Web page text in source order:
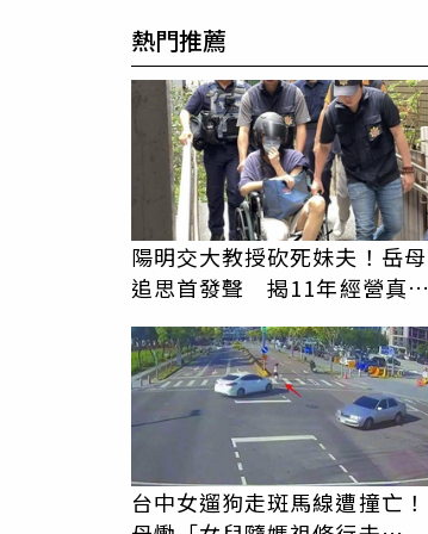
熱門推薦
陽明交大教授砍死妹夫！岳母
追思首發聲 揭11年經營真相
台中女遛狗走斑馬線遭撞亡！